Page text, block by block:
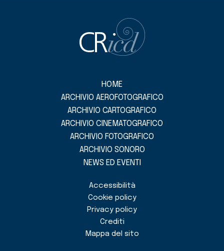
HOME
ARCHIVIO AEROFOTOGRAFICO
ARCHIVIO CARTOGRAFICO
ARCHIVIO CINEMATOGRAFICO
ARCHIVIO FOTOGRAFICO
ARCHIVIO SONORO
NEWS ED EVENTI
Accessibilità
Cookie policy
Privacy policy
Crediti
Mappa del sito